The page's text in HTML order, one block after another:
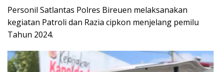
Personil Satlantas Polres Bireuen melaksanakan
kegiatan Patroli dan Razia cipkon menjelang pemilu
Tahun 2024.